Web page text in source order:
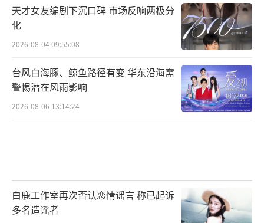
天才女友编剧下沉口碑 市场反响两极分
化
2026-08-04 09:55:08
台风白海豚、鲸鱼路径有变 华东沿海需
警惕潜在风雨影响
2026-08-06 13:14:24
白鹿工作室再次否认恋情谣言 称已起诉
多名造谣者